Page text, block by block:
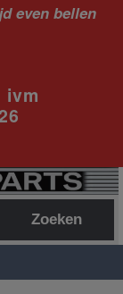
even bellen
Zoeken